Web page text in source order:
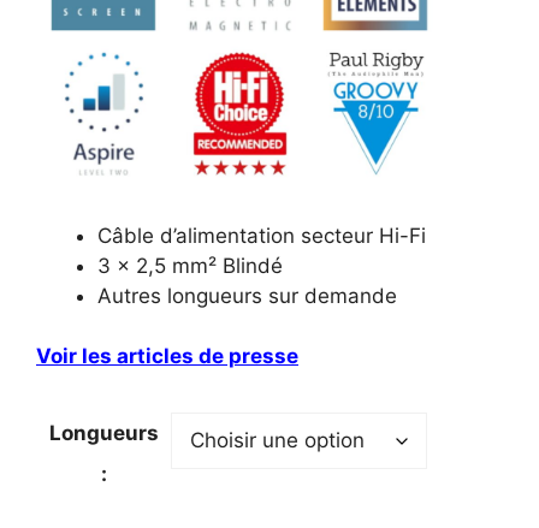
Câble d’alimentation secteur Hi-Fi
3 x 2,5 mm² Blindé
Autres longueurs sur demande
Voir les articles de presse
Longueurs
: